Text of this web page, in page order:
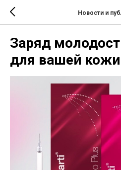
Новости и
Заряд
для вашей кожи